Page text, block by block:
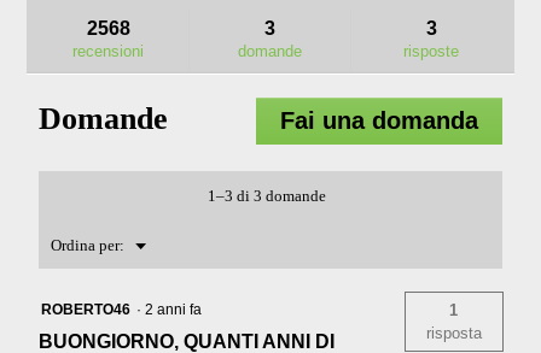
recensioni
4,0
risposte2568
recensioni
3
domande
3
risposte
Domande Fai una domanda
1–3 di 3 domande
Ordina per: ▼
Menu
ROBERTO46 · 2 anni fa
BUONGIORNO, QUANTI ANNI DI
1
risposta